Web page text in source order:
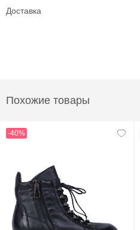
Доставка
Похожие товары
-40%